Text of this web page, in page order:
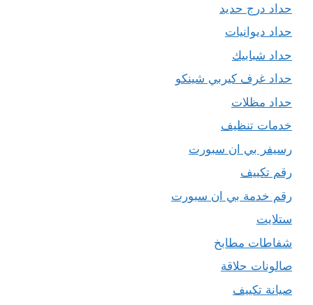
حداد درج حديد
حداد ديوانيات
حداد شبابيك
حداد غرف كيربي شينكو
حداد مظلات
خدمات تنظيف
رسيفر بي ان سبورت
رقم تكييف
رقم خدمة بي ان سبورت
ستلايت
شفاطات مطابخ
صالونات حلاقة
صيانة تكييف